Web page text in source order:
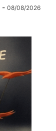
- 08/08/2026